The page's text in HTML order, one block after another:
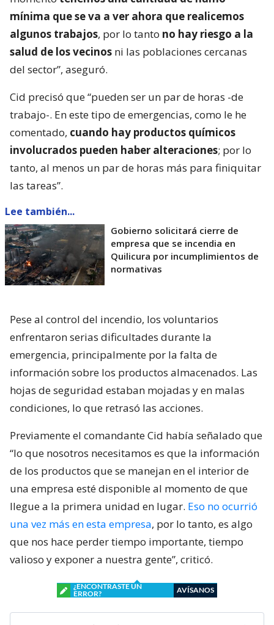
mínima que se va a ver ahora que realicemos
algunos trabajos, por lo tanto no hay riesgo a la
salud de los vecinos ni las poblaciones cercanas
del sector”, aseguró.
Cid precisó que “pueden ser un par de horas -de
trabajo-. En este tipo de emergencias, como le he
comentado, cuando hay productos químicos
involucrados pueden haber alteraciones; por lo
tanto, al menos un par de horas más para finiquitar
las tareas”.
Lee también...
Gobierno solicitará cierre de
empresa que se incendia en
Quilicura por incumplimientos de
normativas
Pese al control del incendio, los voluntarios
enfrentaron serias dificultades durante la
emergencia, principalmente por la falta de
información sobre los productos almacenados. Las
hojas de seguridad estaban mojadas y en malas
condiciones, lo que retrasó las acciones.
Previamente el comandante Cid había señalado que
“lo que nosotros necesitamos es que la información
de los productos que se manejan en el interior de
una empresa esté disponible al momento de que
llegue a la primera unidad en lugar. Eso no ocurrió
una vez más en esta empresa, por lo tanto, es algo
que nos hace perder tiempo importante, tiempo
valioso y exponer a nuestra gente”, criticó.
¿ENCONTRASTE UN
ERROR?
AVÍSANOS